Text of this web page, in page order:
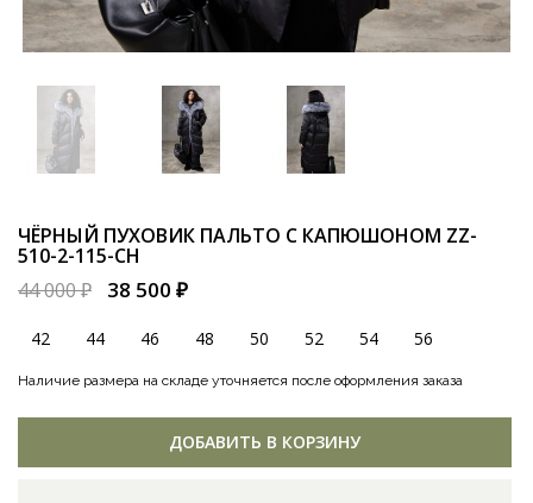
ЧЁРНЫЙ ПУХОВИК ПАЛЬТО С КАПЮШОНОМ ZZ-
510-2-115-CH
44 000 ₽
38 500 ₽
42 44 46 48 50 52 54 56
Наличие размера на складе уточняется после оформления заказа
ДОБАВИТЬ В КОРЗИНУ